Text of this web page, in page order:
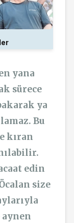
yana
sürece
ya
Bu
kıran
edin
size
aynen